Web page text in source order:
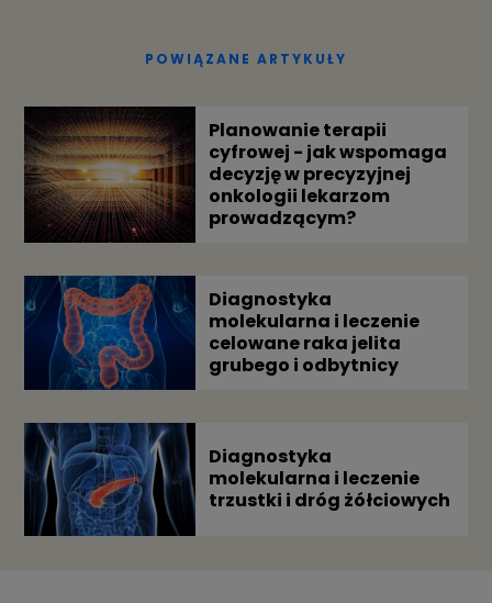
POWIĄZANE ARTYKUŁY
Planowanie terapii
cyfrowej - jak wspomaga
decyzję w precyzyjnej
onkologii lekarzom
prowadzącym?
Diagnostyka
molekularna i leczenie
celowane raka jelita
grubego i odbytnicy
Diagnostyka
molekularna i leczenie
trzustki i dróg żółciowych